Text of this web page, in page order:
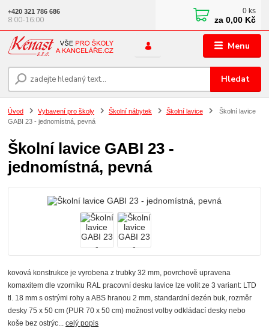
Menu
Hledat
+420 321 786 686
8:00-16:00
0 ks
za 0,00 Kč
Úvod Vybavení pro školy Školní nábytek Školní lavice
Školní lavice
GABI 23 - jednomístná, pevná
Školní lavice GABI 23 -
jednomístná, pevná
kovová konstrukce je vyrobena z trubky 32 mm, povrchově upravena
komaxitem dle vzorníku RAL pracovní desku lavice lze volit ze 3 variant: LTD
tl. 18 mm s ostrými rohy a ABS hranou 2 mm, standardní dezén buk, rozměr
desky 75 x 50 cm (PUR 70 x 50 cm) možnost volby odkládací desky nebo
koše bez ostrýc...celý popis